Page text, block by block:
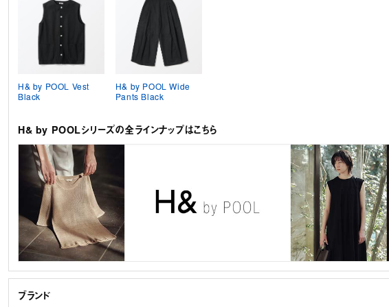
H& by POOL Vest
Black
H& by POOL Wide
Pants Black
H& by POOLシリーズの全ラインナップはこちら
ブランド